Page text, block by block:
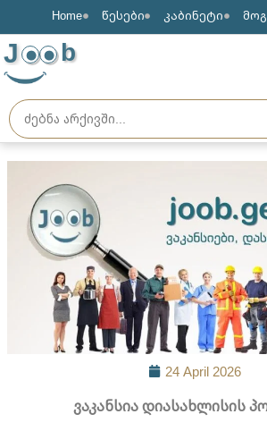
Home წესები კაბინეტი
J b
24 April 2026
ვაკანსია დიასახლისის